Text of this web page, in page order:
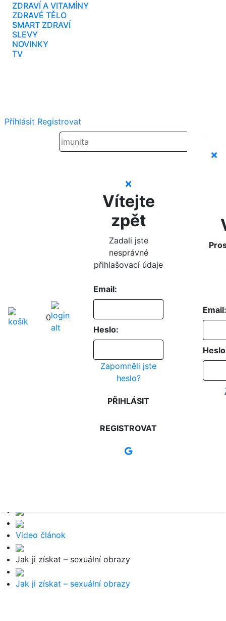
ZDRAVÍ A VITAMÍNY
ZDRAVÉ TĚLO
SMART ZDRAVÍ
SLEVY
NOVINKY
TV
Přihlásit Registrovat
0
Vítejte
zpět
Zadali jste
nesprávné
přihlašovací údaje
Email:
Heslo:
Zapomněli jste
heslo?
PŘIHLÁSIT
REGISTROVAT
Email:
Video článok
Jak ji získat – sexuální obrazy
Jak ji získat – sexuální obrazy